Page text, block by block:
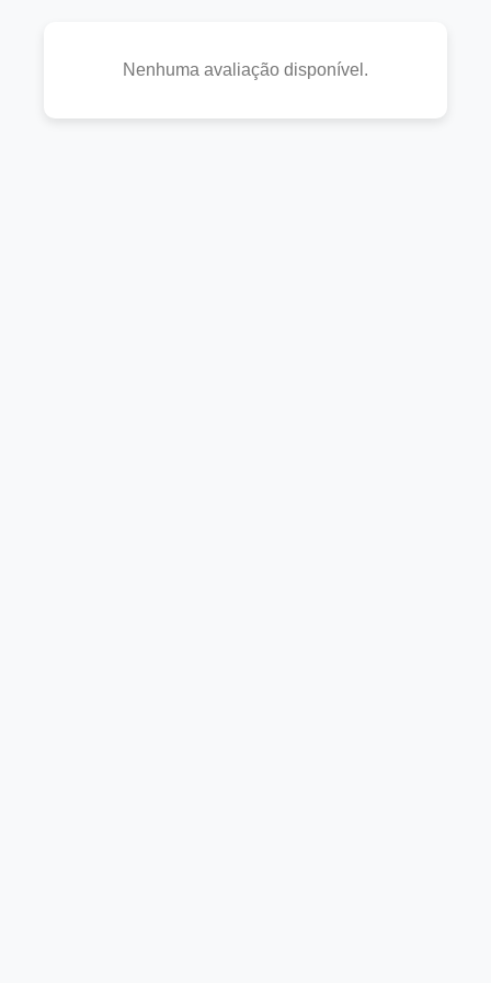
Nenhuma avaliação disponível.